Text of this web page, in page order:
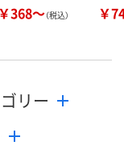
￥368～（税込） ￥
リー